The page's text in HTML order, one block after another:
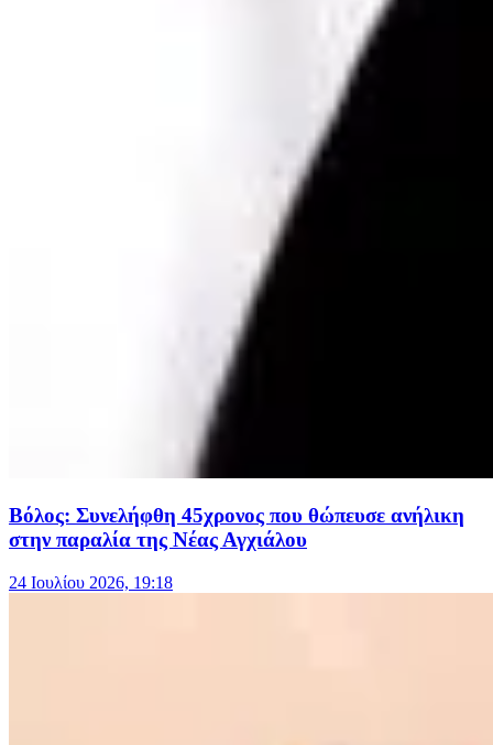
Βόλος: Συνελήφθη 45χρονος που θώπευσε ανήλικη
στην παραλία της Νέας Αγχιάλου
24 Ιουλίου 2026, 19:18